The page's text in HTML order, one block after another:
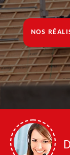
NOS